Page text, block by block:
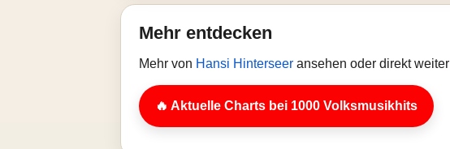
Mehr entdecken
Mehr von Hansi Hinterseer ansehen oder direkt weiter
🔥 Aktuelle Charts bei 1000 Volksmusikhits